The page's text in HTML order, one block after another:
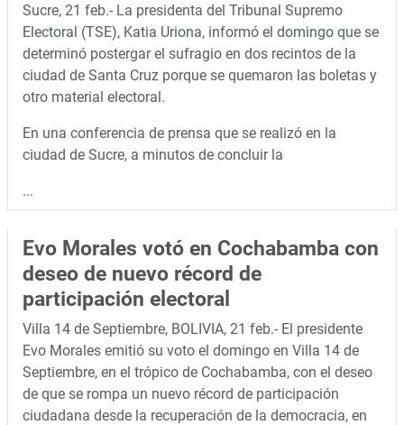
Sucre, 21 feb.- La presidenta del Tribunal Supremo
Electoral (TSE), Katia Uriona, informó el domingo que se
determinó postergar el sufragio en dos recintos de la
ciudad de Santa Cruz porque se quemaron las boletas y
otro material electoral.
En una conferencia de prensa que se realizó en la
ciudad de Sucre, a minutos de concluir la
...
Evo Morales votó en Cochabamba con
deseo de nuevo récord de
participación electoral
Villa 14 de Septiembre, BOLIVIA, 21 feb.- El presidente
Evo Morales emitió su voto el domingo en Villa 14 de
Septiembre, en el trópico de Cochabamba, con el deseo
de que se rompa un nuevo récord de participación
ciudadana desde la recuperación de la democracia, en